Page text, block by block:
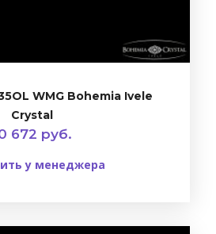
WMG Bohemia Ivele
Crystal
672 руб.
у менеджера